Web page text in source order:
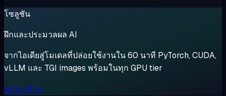
โซลูชัน
ฝึกและประมวลผล AI
จากไอเดียสู่โมเดลที่ปล่อยใช้งานใน 60 นาที PyTorch, CUDA,
vLLM และ TGI images พร้อมในทุก GPU tier
ดูงาน AI →